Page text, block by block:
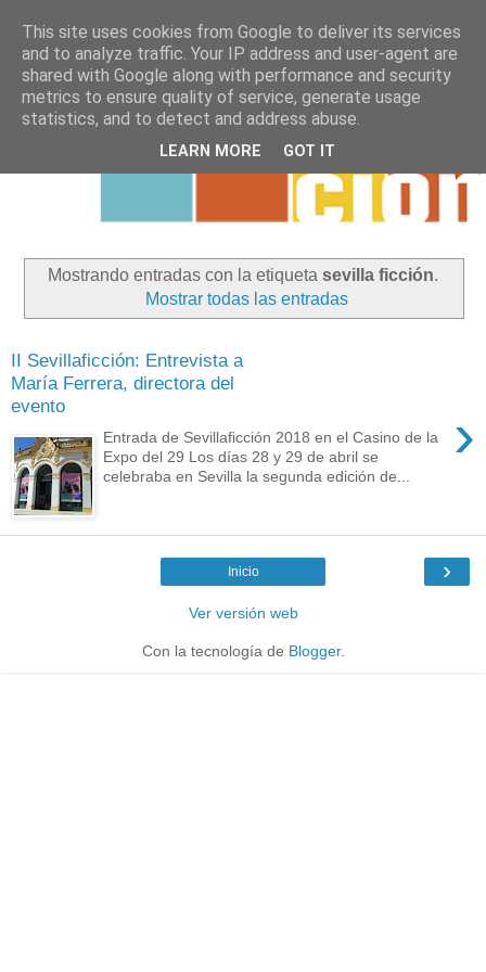
Mostrando entradas con la etiqueta sevilla ficción.
Mostrar todas las entradas
II Sevillaficción: Entrevista a
María Ferrera, directora del
evento
›
Entrada de Sevillaficción 2018 en el Casino de la
Expo del 29 Los días 28 y 29 de abril se
celebraba en Sevilla la segunda edición de...
›
Inicio
Ver versión web
Con la tecnología de Blogger.
This site uses cookies from Google to deliver its services
and to analyze traffic. Your IP address and user-agent are
shared with Google along with performance and security
metrics to ensure quality of service, generate usage
statistics, and to detect and address abuse.
LEARN MORE GOT IT